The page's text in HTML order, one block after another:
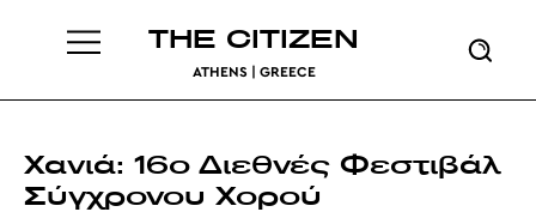
THE CITIZEN
ATHENS | GREECE
Χανιά: 16ο Διεθνές Φεστιβάλ
Σύγχρονου Χορού